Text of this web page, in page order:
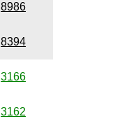
8986
8394
3166
3162